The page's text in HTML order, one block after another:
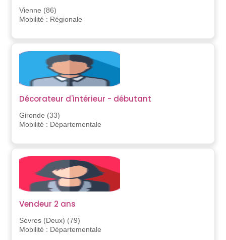
Vienne (86)
Mobilité : Régionale
Décorateur d'intérieur - débutant
Gironde (33)
Mobilité : Départementale
Vendeur 2 ans
Sèvres (Deux) (79)
Mobilité : Départementale